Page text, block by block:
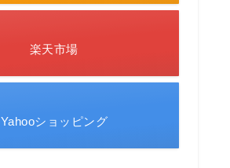
楽天市場
Yahooショッピング